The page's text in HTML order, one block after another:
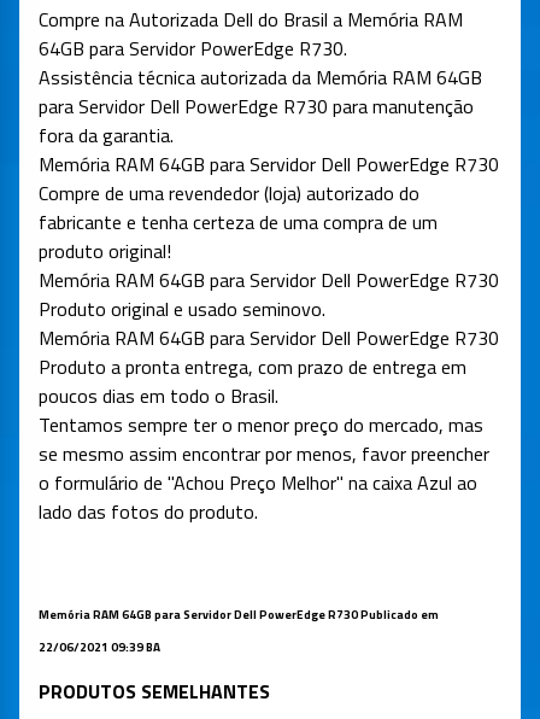
Compre na Autorizada Dell do Brasil a Memória RAM
64GB para Servidor PowerEdge R730.
Assistência técnica autorizada da Memória RAM 64GB
para Servidor Dell PowerEdge R730 para manutenção
fora da garantia.
Memória RAM 64GB para Servidor Dell PowerEdge R730
Compre de uma revendedor (loja) autorizado do
fabricante e tenha certeza de uma compra de um
produto original!
Memória RAM 64GB para Servidor Dell PowerEdge R730
Produto original e usado seminovo.
Memória RAM 64GB para Servidor Dell PowerEdge R730
Produto a pronta entrega, com prazo de entrega em
poucos dias em todo o Brasil.
Tentamos sempre ter o menor preço do mercado, mas
se mesmo assim encontrar por menos, favor preencher
o formulário de "Achou Preço Melhor" na caixa Azul ao
lado das fotos do produto.
Memória RAM 64GB para Servidor Dell PowerEdge R730 Publicado em
22/06/2021 09:39 BA
PRODUTOS SEMELHANTES